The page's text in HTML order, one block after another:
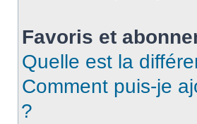
Favoris et
Quelle est la
Comment puis-je
?